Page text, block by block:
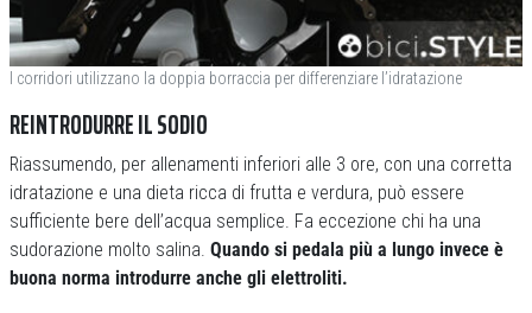
I corridori utilizzano la doppia borraccia per differenziare l’idratazione
REINTRODURRE IL SODIO
Riassumendo, per allenamenti inferiori alle 3 ore, con una corretta
idratazione e una dieta ricca di frutta e verdura, può essere
sufficiente bere dell’acqua semplice. Fa eccezione chi ha una
sudorazione molto salina. Quando si pedala più a lungo invece è
buona norma introdurre anche gli elettroliti.